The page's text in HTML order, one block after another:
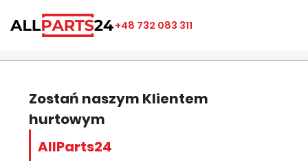
+48 732 083 311
Zostań naszym Klientem
hurtowym
AllParts24
((modalTitle))
((cancelText))
Utwórz listę ulubionych
Anuluj Zapisz
Zaloguj się
liście życzeń.
Anuluj Zaloguj się